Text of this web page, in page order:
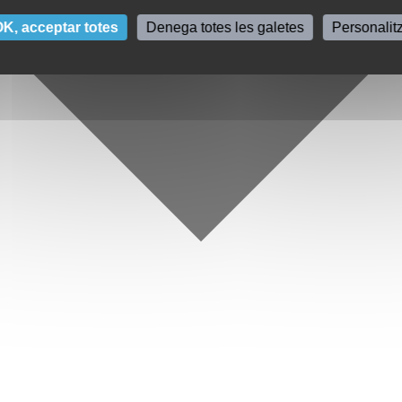
acceptar totes Denega totes les galetes